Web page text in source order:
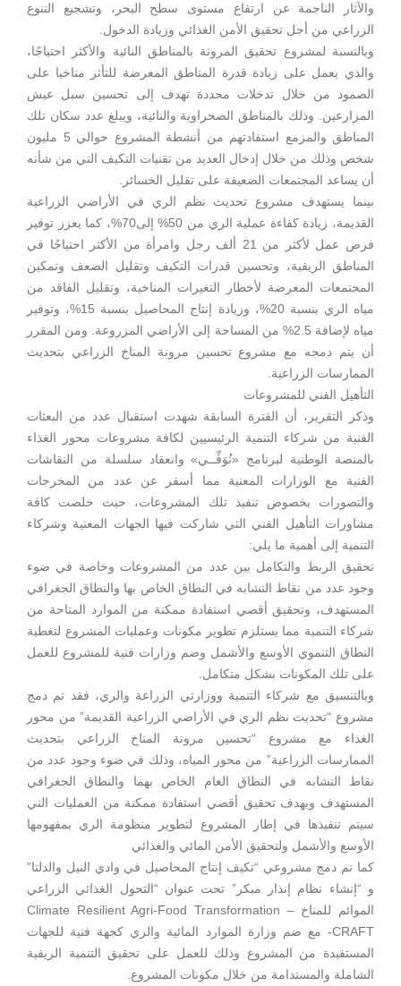
والآثار الناجمة عن ارتفاع مستوى سطح البحر، وتشجيع التنوع
الزراعي من أجل تحقيق الأمن الغذائي وزيادة الدخول.
وبالنسبة لمشروع تحقيق المرونة بالمناطق النائية والأكثر احتياجًا،
والذي يعمل على زيادة قدرة المناطق المعرضة للتأثر مناخيا على
الصمود من خلال تدخلات محددة تهدف إلى تحسين سبل عيش
المزارعين. وذلك بالمناطق الصحراوية والنائية، ويبلغ عدد سكان تلك
المناطق والمزمع استفادتهم من أنشطة المشروع حوالي 5 مليون
شخص وذلك من خلال إدخال العديد من تقنيات التكيف التي من شأنه
أن يساعد المجتمعات الضعيفة على تقليل الخسائر.
بينما يستهدف مشروع تحديث نظم الري في الأراضي الزراعية
القديمة، زيادة كفاءة عملية الري من 50% إلى70%، كما يعزز توفير
فرص عمل لأكثر من 21 ألف رجل وامرأة من الأكثر احتياجًا في
المناطق الريفية، وتحسين قدرات التكيف وتقليل الضعف وتمكين
المجتمعات المعرضة لأخطار التغيرات المناخية، وتقليل الفاقد من
مياه الري بنسبة 20%، وزيادة إنتاج المحاصيل بنسبة 15%، وتوفير
مياه لإضافة 2.5% من المساحة إلى الأراضي المزروعة. ومن المقرر
أن يتم دمجه مع مشروع تحسين مرونة المناخ الزراعي بتحديث
الممارسات الزراعية.
التأهيل الفني للمشروعات
وذكر التقرير، أن الفترة السابقة شهدت استقبال عدد من البعثات
الفنية من شركاء التنمية الرئيسيين لكافة مشروعات محور الغذاء
بالمنصة الوطنية لبرنامج «نُوَفِّــي» وانعقاد سلسلة من النقاشات
الفنية مع الوزارات المعنية مما أسفر عن عدد من المخرجات
والتصورات بخصوص تنفيذ تلك المشروعات، حيث خلصت كافة
مشاورات التأهيل الفني التي شاركت فيها الجهات المعنية وشركاء
التنمية إلى أهمية ما يلي:
تحقيق الربط والتكامل بين عدد من المشروعات وخاصة في ضوء
وجود عدد من نقاط التشابه في النطاق الخاص بها والنطاق الجغرافي
المستهدف، وتحقيق أقصي استفادة ممكنة من الموارد المتاحة من
شركاء التنمية مما يستلزم تطوير مكونات وعمليات المشروع لتغطية
النطاق التنموي الأوسع والأشمل وضم وزارات فنية للمشروع للعمل
على تلك المكونات بشكل متكامل.
وبالتنسيق مع شركاء التنمية ووزارتي الزراعة والري، فقد تم دمج
مشروع “تحديث نظم الري في الأراضي الزراعية القديمة” من محور
الغذاء مع مشروع “تحسين مرونة المناخ الزراعي بتحديث
الممارسات الزراعية” من محور المياه، وذلك في ضوء وجود عدد من
نقاط التشابه في النطاق العام الخاص بهما والنطاق الجغرافي
المستهدف وبهدف تحقيق أقصي استفادة ممكنة من العمليات التي
سيتم تنفيذها في إطار المشروع لتطوير منظومة الري بمفهومها
الأوسع والأشمل ولتحقيق الأمن المائي والغذائي
كما تم دمج مشروعي “تكيف إنتاج المحاصيل في وادي النيل والدلتا”
و “إنشاء نظام إنذار مبكر” تحت عنوان “التحول الغذائي الزراعي
الموائم للمناخ Climate Resilient Agri-Food Transformation –
CRAFT- مع ضم وزارة الموارد المائية والري كجهة فنية للجهات
المستفيدة من المشروع وذلك للعمل على تحقيق التنمية الريفية
الشاملة والمستدامة من خلال مكونات المشروع.